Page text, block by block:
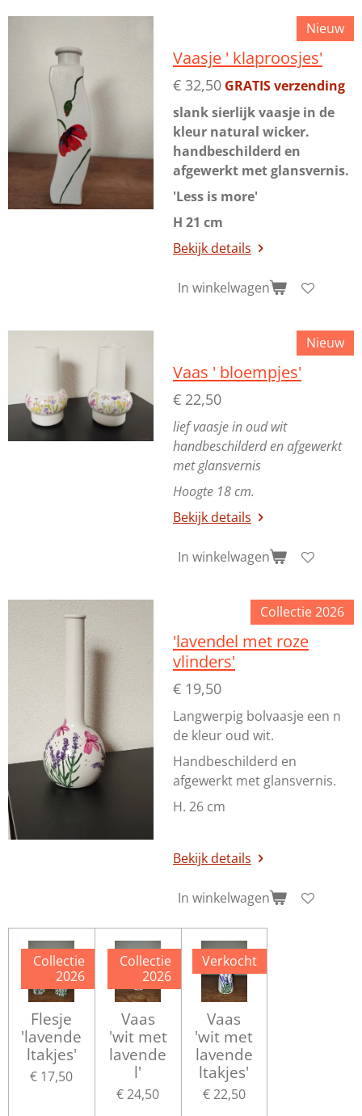
Nieuw
Vaasje ' klaproosjes'
€ 32,50 GRATIS verzending
slank sierlijk vaasje in de
kleur natural wicker.
handbeschilderd en
afgewerkt met glansvernis.
'Less is more'
H 21 cm
Bekijk details
In winkelwagen
Nieuw
Vaas ' bloempjes'
€ 22,50
lief vaasje in oud wit
handbeschilderd en afgewerkt
met glansvernis
Hoogte 18 cm.
Bekijk details
In winkelwagen
Collectie 2026
'lavendel met roze
vlinders'
€ 19,50
Langwerpig bolvaasje een n
de kleur oud wit.
Handbeschilderd en
afgewerkt met glansvernis.
H. 26 cm
Bekijk details
In winkelwagen
Collectie
2026
Flesje
'lavende
ltakjes'
€ 17,50
Collectie
2026
Vaas
'wit met
lavende
l'
€ 24,50
Verkocht
Vaas
'wit met
lavende
ltakjes'
€ 22,50